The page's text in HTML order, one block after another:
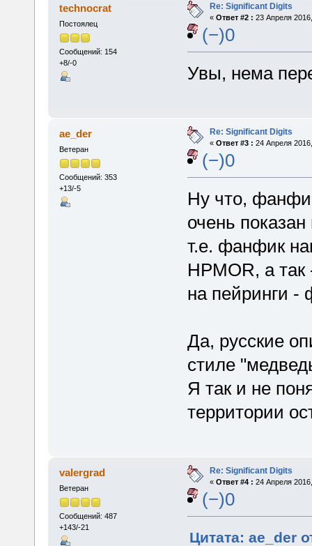
technocrat
Постоялец
Сообщений: 154
+8/-0
Re: Significant Digits
« Ответ #2 : 23 Апреля
(−)0
Увы, нема
ae_der
Ветеран
Сообщений: 353
+13/-5
Re: Significant Digits
« Ответ #3 : 24 Апреля
(−)0
Ну что,
очень
т.е. фанфик
HPMOR, а
на пейринги -
Да, русские
стиле
Я так и не
территории
valergrad
Ветеран
Сообщений: 487
+143/-21
Re: Significant Digits
« Ответ #4 : 24 Апреля
(−)0
Цитата: ae_der